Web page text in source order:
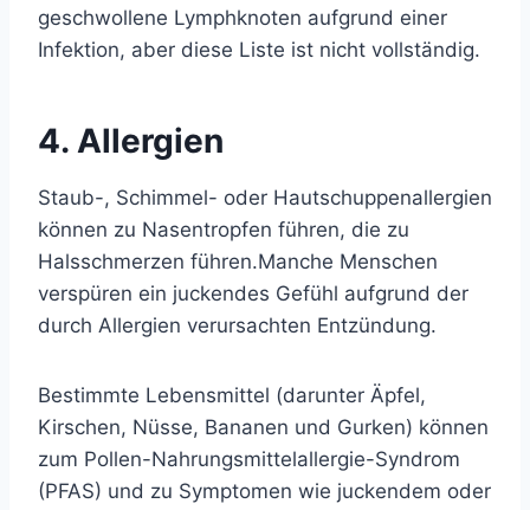
geschwollene Lymphknoten aufgrund einer
Infektion, aber diese Liste ist nicht vollständig.
4. Allergien
Staub-, Schimmel- oder Hautschuppenallergien
können zu Nasentropfen führen, die zu
Halsschmerzen führen.Manche Menschen
verspüren ein juckendes Gefühl aufgrund der
durch Allergien verursachten Entzündung.
Bestimmte Lebensmittel (darunter Äpfel,
Kirschen, Nüsse, Bananen und Gurken) können
zum Pollen-Nahrungsmittelallergie-Syndrom
(PFAS) und zu Symptomen wie juckendem oder